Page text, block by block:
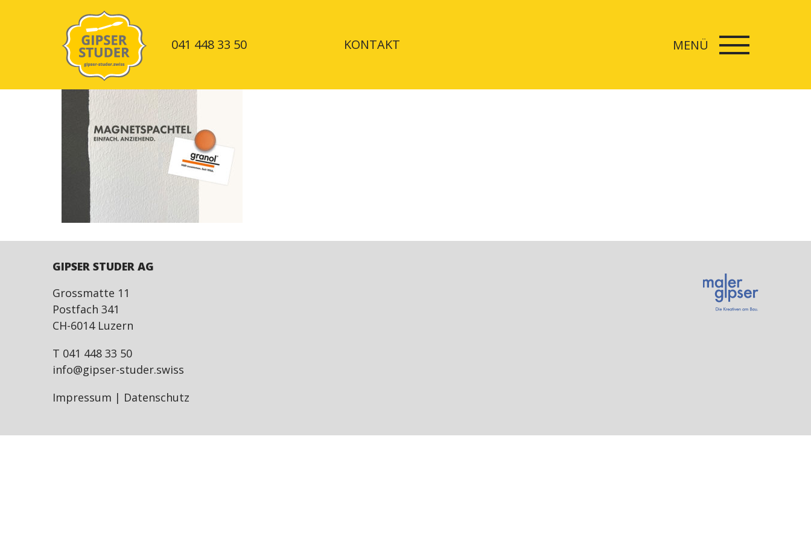
041 448 33 50 KONTAKT
ANGEBOT
TROCKENBAU
STUCK
SCHIMMELSANIERUNG
DEKORATIV / KREATIV
AKUSTIK
REFERENZEN
TEAM
PARTNERSCHAFTEN
SPONSORING
LEHRLINGE
BEITRAGSNAVIGATION
GIPSER STUDER AG
Grossmatte 11
Postfach 341
CH-6014 Luzern
T 041 448 33 50
info@gipser-studer.swiss
Impressum | Datenschutz